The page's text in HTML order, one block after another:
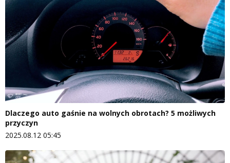
Dlaczego auto gaśnie na wolnych obrotach? 5 możliwych
przyczyn
2025.08.12 05:45